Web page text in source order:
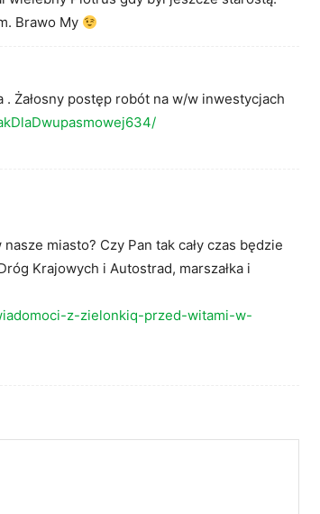
Brawo My
Żałosny postęp robót na w/w inwestycjach
miasto? Czy Pan tak cały czas będzie
Krajowych i Autostrad, marszałka i
z-zielonkiq-przed-witami-w-